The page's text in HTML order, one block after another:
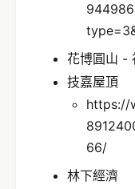
花博圓山 -
技嘉屋頂
https://
66/
林下經濟